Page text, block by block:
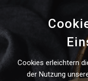
Cookies erleichtern
der Nutzung